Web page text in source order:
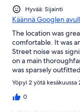
Hyvää: Sijainti
Käännä Googlen
The location was
comfortable. It was
Street noise was
on a main
was sparsely
meals may be
Yöpyi 2 yötä kesäkuussa
0